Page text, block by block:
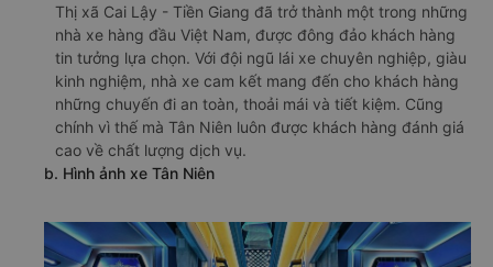
Thị xã Cai Lậy - Tiền Giang đã trở thành một trong những
nhà xe hàng đầu Việt Nam, được đông đảo khách hàng
tin tưởng lựa chọn. Với đội ngũ lái xe chuyên nghiệp, giàu
kinh nghiệm, nhà xe cam kết mang đến cho khách hàng
những chuyến đi an toàn, thoải mái và tiết kiệm. Cũng
chính vì thế mà Tân Niên luôn được khách hàng đánh giá
cao về chất lượng dịch vụ.
b. Hình ảnh xe Tân Niên